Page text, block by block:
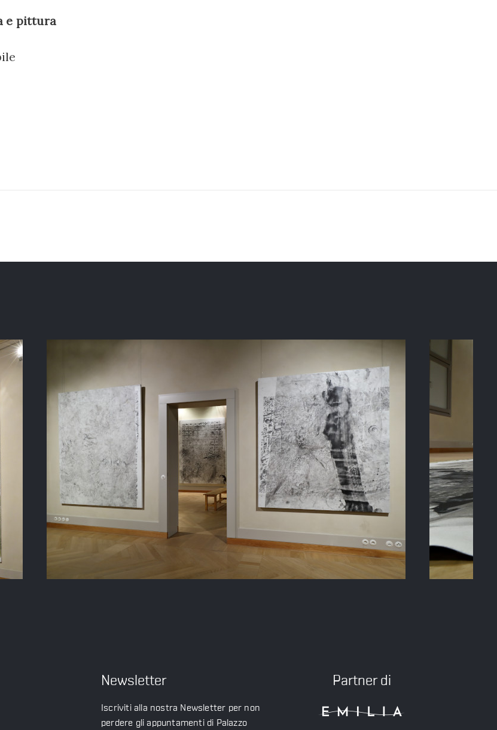
e pittura
Newsletter
Iscriviti alla nostra Newsletter per non
perdere gli appuntamenti di Palazzo
Partner di